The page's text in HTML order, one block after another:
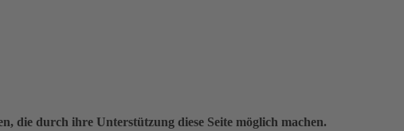
die durch ihre Unterstützung diese Seite möglich machen.